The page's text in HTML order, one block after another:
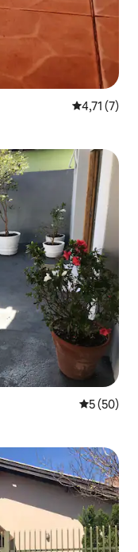
4,71 av 5 i
4,71 (7)
5 av 5 i
5 (50)